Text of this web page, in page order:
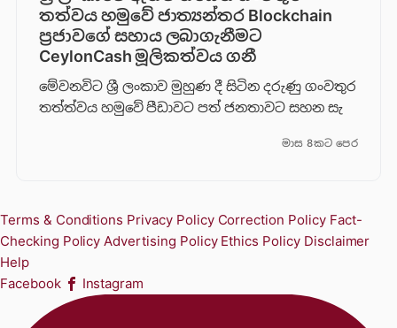
තත්වය හමුවේ ජාත්‍යන්තර Blockchain
ප්‍රජාවගේ සහාය ලබාගැනීමට
CeylonCash මූලිකත්වය ග​නී
මේවනවිට ශ්‍රී ලංකාව මුහුණ දී සිටින දරුණු ගංවතුර
තත්ත්වය හමුවේ පීඩාවට පත් ජනතාවට සහන සැ
මාස 8කට පෙර
Terms & Conditions Privacy Policy Correction Policy Fact-
Checking Policy Advertising Policy Ethics Policy Disclaimer
Help
Facebook
Instagram